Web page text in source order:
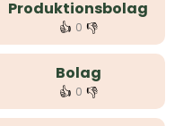
Produktionsbolag
👍 0 👎
Bolag
👍 0 👎